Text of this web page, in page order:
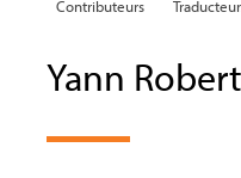
Contributeurs
Yann Robert